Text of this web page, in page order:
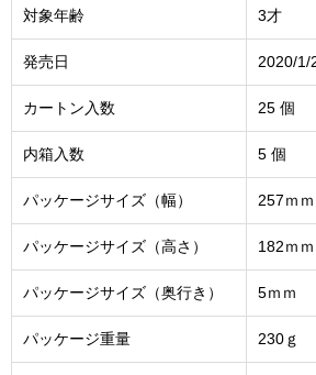
対象年齢 3才
発売日 2020/1/
カートン入数 25 個
内箱入数 5 個
パッケージサイズ（幅） 257ｍｍ
パッケージサイズ（高さ） 182ｍｍ
パッケージサイズ（奥行き） 5ｍｍ
パッケージ重量 230ｇ